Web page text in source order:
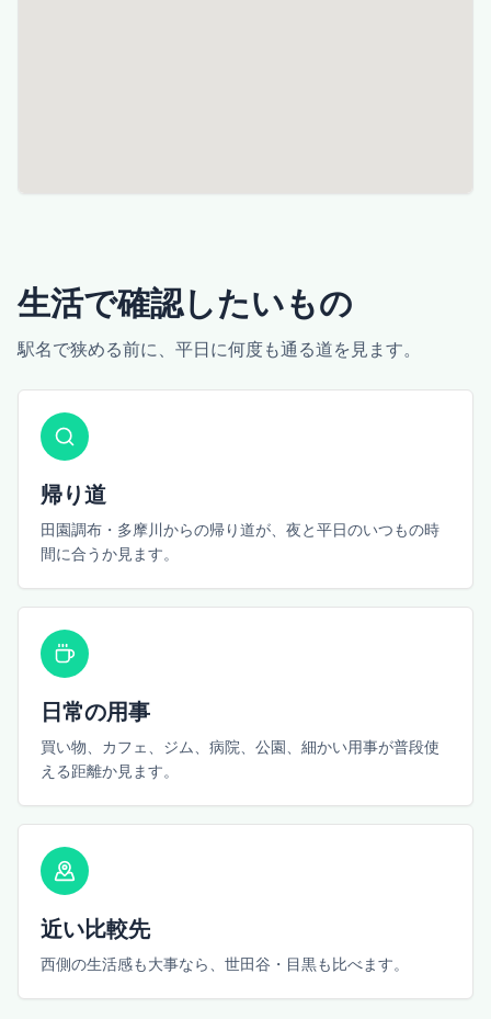
生活で確認したいもの
駅名で狭める前に、平日に何度も通る道を見ます。
帰り道
田園調布・多摩川からの帰り道が、夜と平日のいつもの時
間に合うか見ます。
日常の用事
買い物、カフェ、ジム、病院、公園、細かい用事が普段使
える距離か見ます。
近い比較先
西側の生活感も大事なら、世田谷・目黒も比べます。